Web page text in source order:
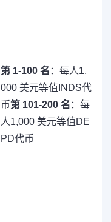
第 1-100 名 ：每人1,
000 美元等值INDS代
币第 101-200 名 ：每
人1,000 美元等值DE
PD代币